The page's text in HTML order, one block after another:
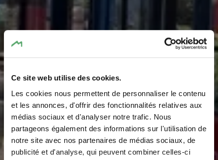
Ce site web utilise des cookies.
Les cookies nous permettent de personnaliser le contenu
et les annonces, d'offrir des fonctionnalités relatives aux
médias sociaux et d'analyser notre trafic. Nous
partageons également des informations sur l'utilisation de
notre site avec nos partenaires de médias sociaux, de
publicité et d'analyse, qui peuvent combiner celles-ci
In & Outdoor
Swimming Pool -
Camping
Nommerlayen
Where? Rue Nommerlayen, 7465 Nommern